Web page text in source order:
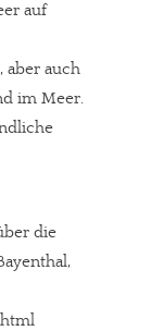
auf
aber auch
im Meer.
die